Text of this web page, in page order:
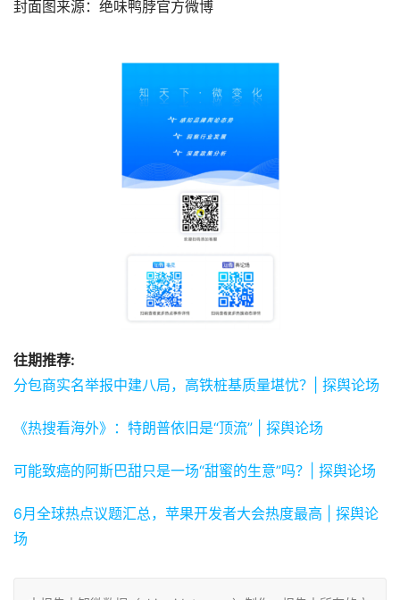
封面图来源：绝味鸭脖官方微博
往期推荐:
分包商实名举报中建八局，高铁桩基质量堪忧？| 探舆论场
《热搜看海外》：特朗普依旧是“顶流” | 探舆论场
可能致癌的阿斯巴甜只是一场“甜蜜的生意”吗？| 探舆论场
6月全球热点议题汇总，苹果开发者大会热度最高 | 探舆论
场